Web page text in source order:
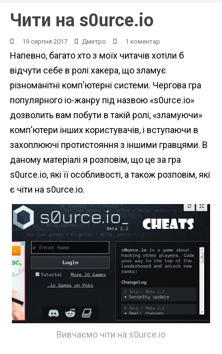
Чити на s0urce.io
19 серпня 2017 Дмитро 1 коментар
Напевно, багато хто з моїх читачів хотіли б
відчути себе в ролі хакера, що зламує
різноманітні комп'ютерні системи. Чергова гра
популярного io-жанру під назвою «s0urce.io»
дозволить вам побути в такій ролі, «зламуючи»
комп'ютери інших користувачів, і вступаючи в
захоплюючі протистояння з іншими гравцями. В
даному матеріалі я розповім, що це за гра
s0urce.io, які її особливості, а також розповім, які
є чіти на s0urce.io.
Вивчаємо чіти на s0urce.io